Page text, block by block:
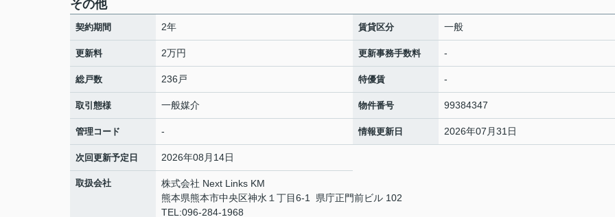
その他
契約期間 2年 賃貸区分 一般
更新料 2万円 更新事務手数料 -
総戸数 236戸 特優賃 -
取引態様 一般媒介 物件番号 99384347
管理コード - 情報更新日 2026年07月31日
次回更新予定日 2026年08月14日
取扱会社
株式会社 Next Links KM
熊本県熊本市中央区神水１丁目6-1 県庁正門前ビル 102
TEL:096-284-1968